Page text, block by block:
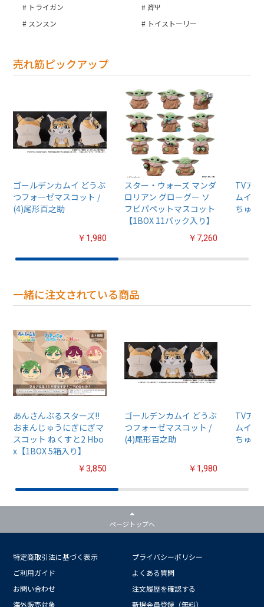
トライガン
斉Ψ
スンスン
トイストーリー
売れ筋ピックアップ
ゴールデンカムイ どうぶ
つフォーゼマスコット /
(4)尾形百之助
￥1,980
スター・ウォーズ マンダ
ロリアン グローグー ソ
フビパペットマスコット
【1BOX 11パック入り】
￥7,260
TVア
ムイ』
ちゅる
一緒に注文されている商品
あんさんぶるスターズ!!
おまんじゅうにぎにぎマ
スコット ねくすと2 Hbo
x【1BOX 5箱入り】
￥3,850
ゴールデンカムイ どうぶ
つフォーゼマスコット /
(4)尾形百之助
￥1,980
TVア
ムイ』
ちゅる
ページトップへ
特定商取引法に基づく表示
プライバシーポリシー
ご利用ガイド
よくある質問
お問い合わせ
注文履歴を確認する
海外販売対象
新規会員登録（無料）